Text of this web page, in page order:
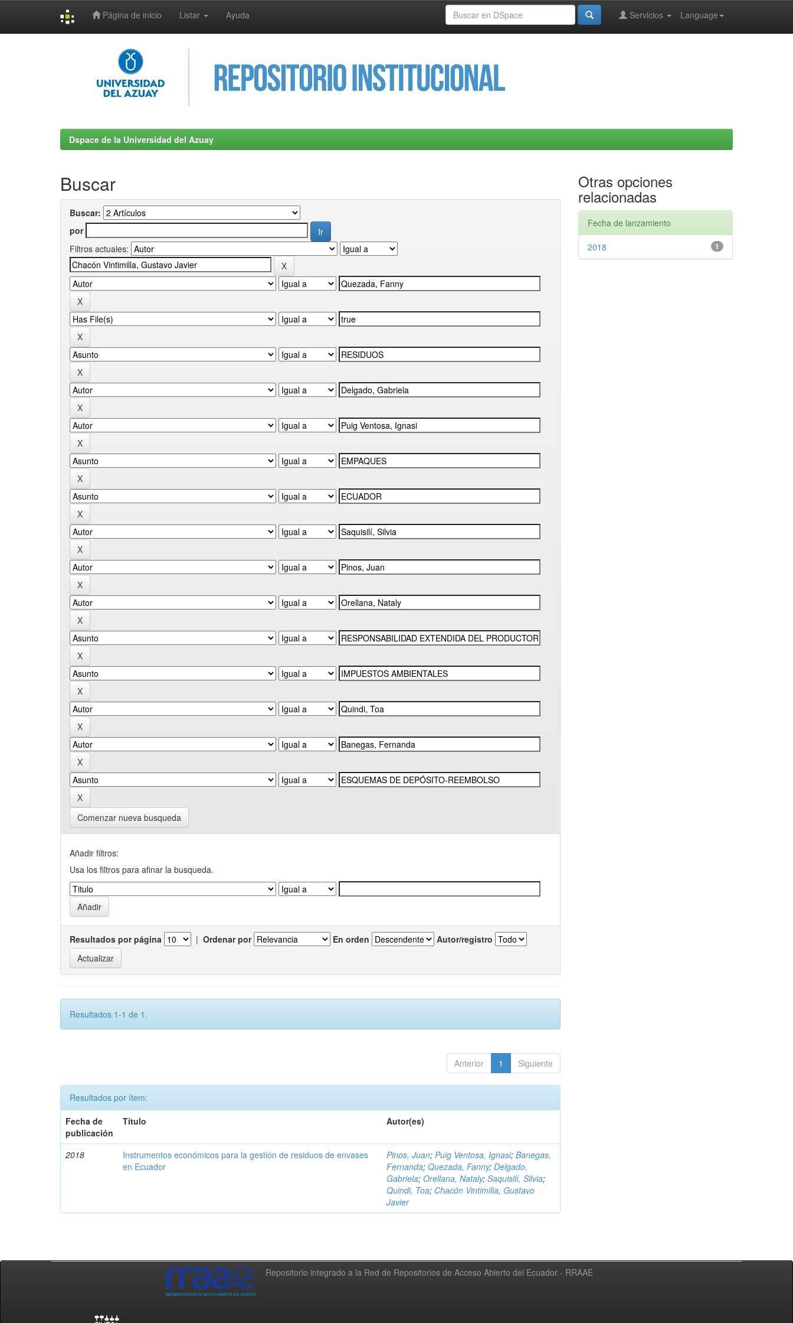
Página de inicio Listar Ayuda Language
Servicios
Dspace de la Universidad del Azuay
Buscar
Buscar:
por
Filtros actuales:
Comenzar nueva busqueda
Añadir filtros:
Usa los filtros para afinar la busqueda.
Resultados por página | Ordenar por En orden Autor/registro
Resultados 1-1 de 1.
Anterior 1 Siguiente
Resultados por ítem:
Fecha de
publicación
Título Autor(es)
2018
Instrumentos económicos para la gestión de residuos de envases
en Ecuador
Pinos, Juan;Puig Ventosa, Ignasi;Banegas,
Fernanda;Quezada, Fanny;Delgado,
Gabriela;Orellana, Nataly;Saquisilí, Silvia;
Quindi, Toa; Chacón Vintimilla, Gustavo
Javier
Otras opciones
relacionadas
Fecha de lanzamiento
1
2018
Repositorio integrado a la Red de Repositorios de Acceso Abierto del Ecuador - RRAAE